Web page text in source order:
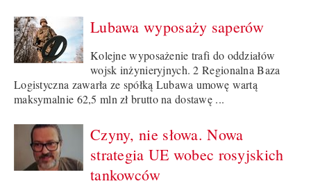
Lubawa wyposaży saperów
Kolejne wyposażenie trafi do oddziałów
wojsk inżynieryjnych. 2 Regionalna Baza
Logistyczna zawarła ze spółką Lubawa umowę wartą
maksymalnie 62,5 mln zł brutto na dostawę ...
Czyny, nie słowa. Nowa
strategia UE wobec rosyjskich
tankowców